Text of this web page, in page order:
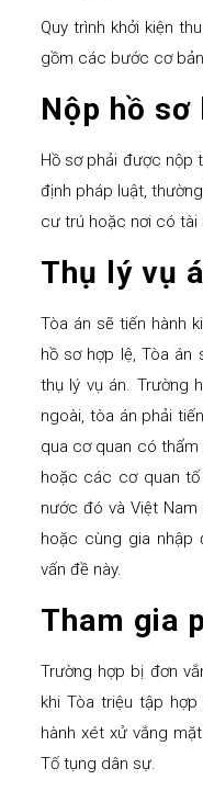
Quy trình khởi kiện
gồm các bước cơ
Nộp hồ sơ
Hồ sơ phải được nộp
định pháp luật,
cư trú hoặc nơi có tài
Thụ lý vụ
Tòa án sẽ tiến hành
hồ sơ hợp lệ, Tòa án
thụ lý vụ án. Trường
ngoài, tòa án phải
qua cơ quan có
hoặc các cơ quan
nước đó và Việt
hoặc cùng gia
vấn đề này.
Tham gia
Trường hợp bị đơn
khi Tòa triệu tập
hành xét xử vắng
Tố tụng dân sự.